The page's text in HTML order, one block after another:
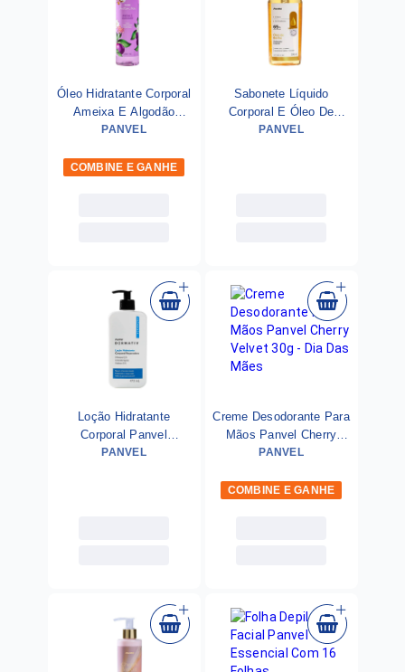
Óleo Hidratante Corporal
Ameixa E Algodão
Panvel Instantes 200ml
PANVEL
COMBINE E GANHE
Sabonete Líquido
Corporal E Óleo De
Banho Panvel 200ml
PANVEL
Loção Hidratante
Corporal Panvel
Dermativ Reparação
PANVEL
Creme Desodorante Para
Mãos Panvel Cherry
Velvet 30g - Dia Das
PANVEL
COMBINE E GANHE